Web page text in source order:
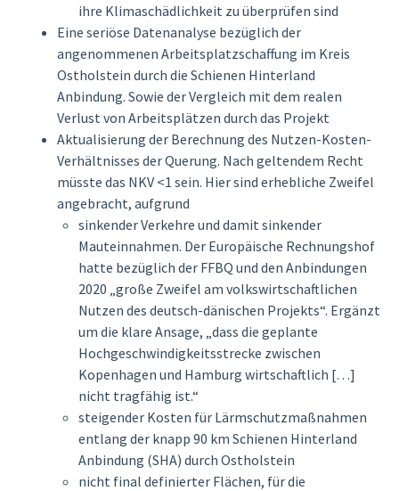
ihre Klimaschädlichkeit zu überprüfen sind
Eine seriöse Datenanalyse bezüglich der
angenommenen Arbeitsplatzschaffung im Kreis
Ostholstein durch die Schienen Hinterland
Anbindung. Sowie der Vergleich mit dem realen
Verlust von Arbeitsplätzen durch das Projekt
Aktualisierung der Berechnung des Nutzen-Kosten-
Verhältnisses der Querung. Nach geltendem Recht
müsste das NKV <1 sein. Hier sind erhebliche Zweifel
angebracht, aufgrund
sinkender Verkehre und damit sinkender
Mauteinnahmen. Der Europäische Rechnungshof
hatte bezüglich der FFBQ und den Anbindungen
2020 „große Zweifel am volkswirtschaftlichen
Nutzen des deutsch-dänischen Projekts“. Ergänzt
um die klare Ansage, „dass die geplante
Hochgeschwindigkeitsstrecke zwischen
Kopenhagen und Hamburg wirtschaftlich […]
nicht tragfähig ist.“
steigender Kosten für Lärmschutzmaßnahmen
entlang der knapp 90 km Schienen Hinterland
Anbindung (SHA) durch Ostholstein
nicht final definierter Flächen, für die